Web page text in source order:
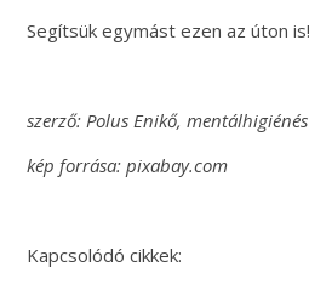
Segítsük egymást ezen az úton is!
szerző: Polus Enikő,
kép forrása: pixabay.com
Kapcsolódó cikkek: